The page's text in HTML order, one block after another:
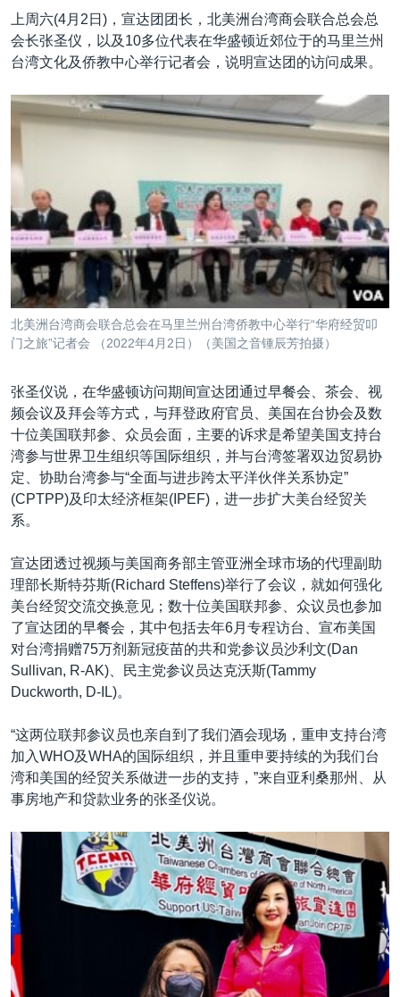
上周六(4月2日)，宣达团团长，北美洲台湾商会联合总会总
会长张圣仪，以及10多位代表在华盛顿近郊位于的马里兰州
台湾文化及侨教中心举行记者会，说明宣达团的访问成果。
北美洲台湾商会联合总会在马里兰州台湾侨教中心举行“华府经贸叩
门之旅”记者会 （2022年4月2日）（美国之音锺辰芳拍摄）
张圣仪说，在华盛顿访问期间宣达团通过早餐会、茶会、视
频会议及拜会等方式，与拜登政府官员、美国在台协会及数
十位美国联邦参、众员会面，主要的诉求是希望美国支持台
湾参与世界卫生组织等国际组织，并与台湾签署双边贸易协
定、协助台湾参与“全面与进步跨太平洋伙伴关系协定”
(CPTPP)及印太经济框架(IPEF)，进一步扩大美台经贸关
系。
宣达团透过视频与美国商务部主管亚洲全球市场的代理副助
理部长斯特芬斯(Richard Steffens)举行了会议，就如何强化
美台经贸交流交换意见；数十位美国联邦参、众议员也参加
了宣达团的早餐会，其中包括去年6月专程访台、宣布美国
对台湾捐赠75万剂新冠疫苗的共和党参议员沙利文(Dan
Sullivan, R-AK)、民主党参议员达克沃斯(Tammy
Duckworth, D-IL)。
“这两位联邦参议员也亲自到了我们酒会现场，重申支持台湾
加入WHO及WHA的国际组织，并且重申要持续的为我们台
湾和美国的经贸关系做进一步的支持，”来自亚利桑那州、从
事房地产和贷款业务的张圣仪说。